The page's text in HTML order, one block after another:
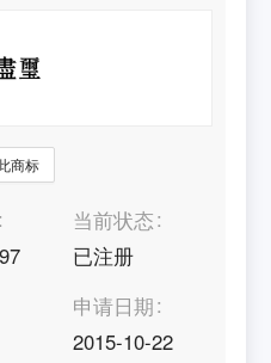
商标
当前状态
已注册
申请日期
2015-10-22